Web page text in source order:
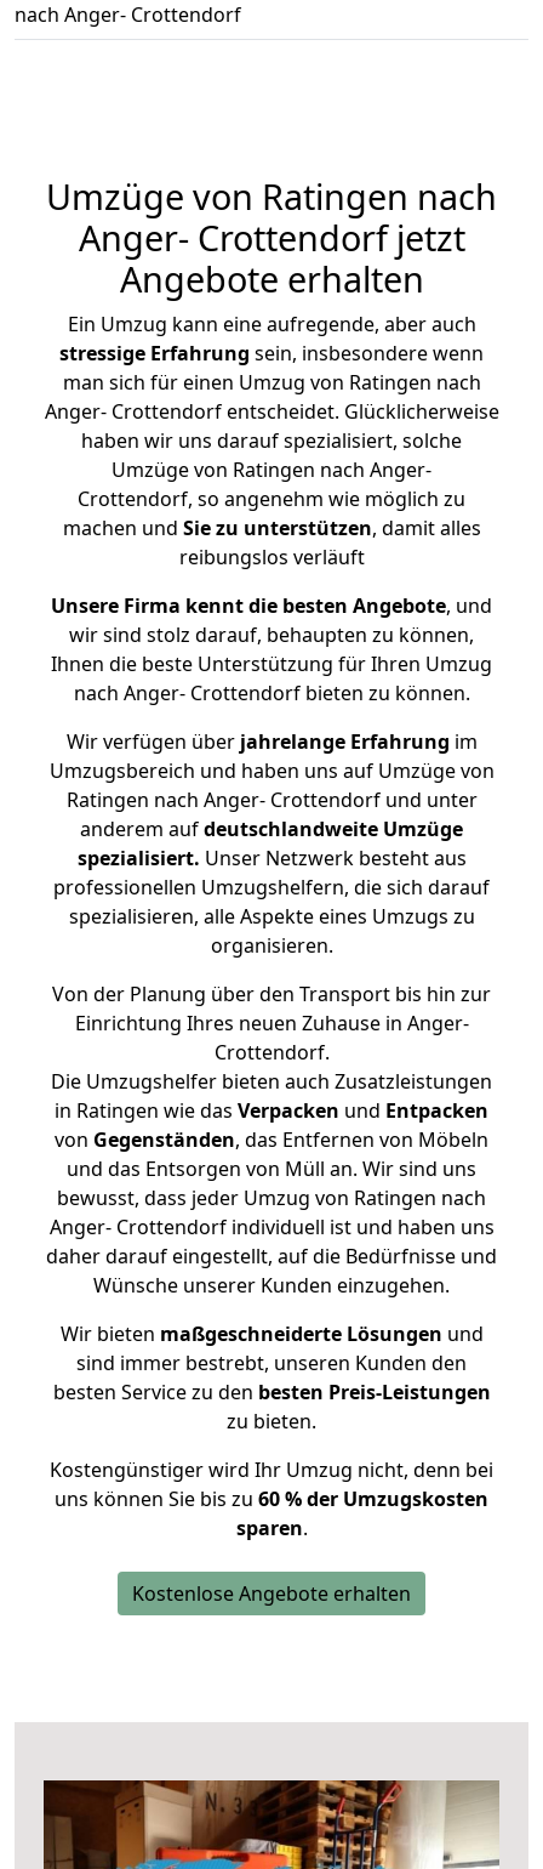
nach Anger- Crottendorf
Umzüge von Ratingen nach
Anger- Crottendorf jetzt
Angebote erhalten
Ein Umzug kann eine aufregende, aber auch
stressige Erfahrung sein, insbesondere wenn
man sich für einen Umzug von Ratingen nach
Anger- Crottendorf entscheidet. Glücklicherweise
haben wir uns darauf spezialisiert, solche
Umzüge von Ratingen nach Anger-
Crottendorf, so angenehm wie möglich zu
machen und Sie zu unterstützen, damit alles
reibungslos verläuft
Unsere Firma kennt die besten Angebote, und
wir sind stolz darauf, behaupten zu können,
Ihnen die beste Unterstützung für Ihren Umzug
nach Anger- Crottendorf bieten zu können.
Wir verfügen überjahrelange Erfahrung im
Umzugsbereich und haben uns auf Umzüge von
Ratingen nach Anger- Crottendorf und unter
anderem aufdeutschlandweite Umzüge
spezialisiert. Unser Netzwerk besteht aus
professionellen Umzugshelfern, die sich darauf
spezialisieren, alle Aspekte eines Umzugs zu
organisieren.
Von der Planung über den Transport bis hin zur
Einrichtung Ihres neuen Zuhause in Anger-
Crottendorf.
Die Umzugshelfer bieten auch Zusatzleistungen
in Ratingen wie das Verpacken und Entpacken
von Gegenständen, das Entfernen von Möbeln
und das Entsorgen von Müll an. Wir sind uns
bewusst, dass jeder Umzug von Ratingen nach
Anger- Crottendorf individuell ist und haben uns
daher darauf eingestellt, auf die Bedürfnisse und
Wünsche unserer Kunden einzugehen.
Wir bieten maßgeschneiderte Lösungen und
sind immer bestrebt, unseren Kunden den
besten Service zu den besten Preis-Leistungen
zu bieten.
Kostengünstiger wird Ihr Umzug nicht, denn bei
uns können Sie bis zu 60 % der Umzugskosten
sparen.
Kostenlose Angebote erhalten